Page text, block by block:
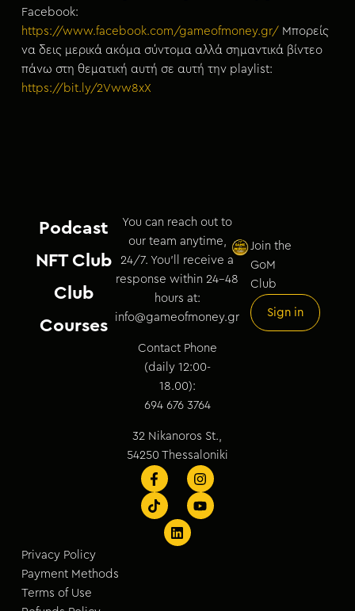
Facebook:
https://www.facebook.com/gameofmoney.gr/ Μπορείς
να δεις μερικά ακόμα σύντομα αλλά σημαντικά βίντεο
πάνω στη θεματική αυτή σε αυτή την playlist:
https://bit.ly/2Vww8xX
Podcast
NFT Club
Club
Courses
You can reach out to
our team anytime,
24/7. You’ll receive a
response within 24–48
hours at:
info@gameofmoney.gr
Contact Phone
(daily 12:00-
18.00):
694 676 3764
32 Nikanoros St.,
54250 Thessaloniki
Join the
GoM
Club
Sign in
Privacy Policy
Payment Methods
Terms of Use